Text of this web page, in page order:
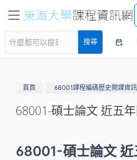
搜尋
首頁 68001課程編碼歷史開課資訊
68001-碩士論文 近五
68001-碩士論文 近